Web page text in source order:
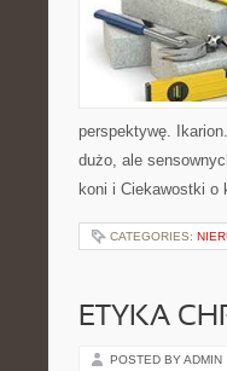
perspektywę.
dużo, ale
koni i Ciekawostki
CATEGORIES:
ETYKA
POSTED BY ADMIN